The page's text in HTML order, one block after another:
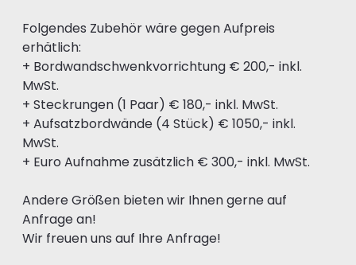
Folgendes Zubehör wäre gegen Aufpreis
erhätlich:
+ Bordwandschwenkvorrichtung € 200,- inkl.
MwSt.
+ Steckrungen (1 Paar) € 180,- inkl. MwSt.
+ Aufsatzbordwände (4 Stück) € 1050,- inkl.
MwSt.
+ Euro Aufnahme zusätzlich € 300,- inkl. MwSt.
Andere Größen bieten wir Ihnen gerne auf
Anfrage an!
Wir freuen uns auf Ihre Anfrage!